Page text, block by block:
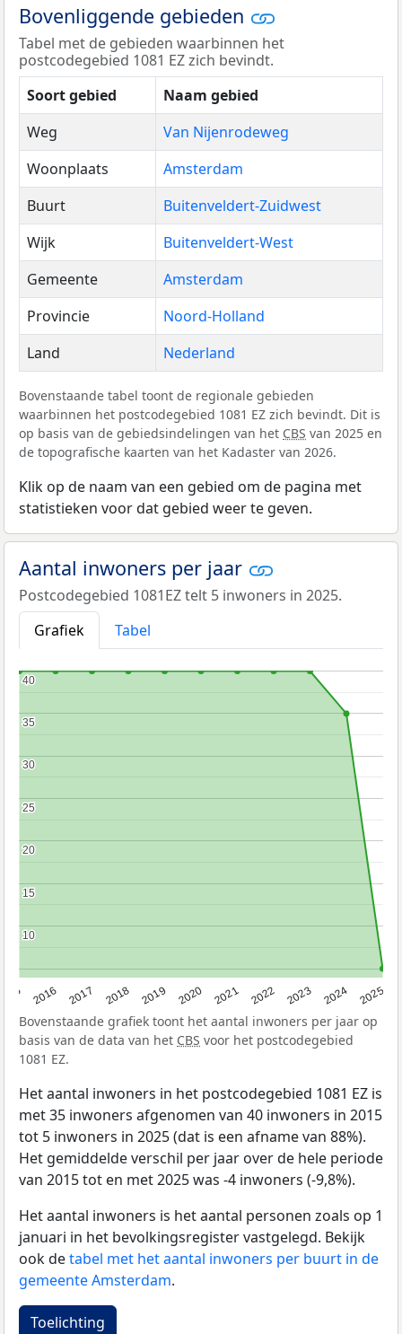
Bovenliggende gebieden
Tabel met de gebieden waarbinnen het
postcodegebied 1081 EZ zich bevindt.
Soort gebied
Naam gebied
Weg
Van Nijenrodeweg
Woonplaats
Amsterdam
Buurt
Buitenveldert-Zuidwest
Wijk
Buitenveldert-West
Gemeente
Amsterdam
Provincie
Noord-Holland
Land
Nederland
Bovenstaande tabel toont de regionale gebieden
waarbinnen het postcodegebied 1081 EZ zich bevindt. Dit is
op basis van de gebiedsindelingen van het CBS van 2025 en
de topografische kaarten van het Kadaster van 2026.
Klik op de naam van een gebied om de pagina met
statistieken voor dat gebied weer te geven.
Aantal inwoners per jaar
Postcodegebied 1081EZ telt 5 inwoners in 2025.
Grafiek
Tabel
2016 2017 2018 2019 2020 2021 2022 2023 2024 2025
10
10
15
15
20
20
25
25
30
30
35
35
40
40
Bovenstaande grafiek toont het aantal inwoners per jaar op
basis van de data van het CBS voor het postcodegebied
1081 EZ.
Het aantal inwoners in het postcodegebied 1081 EZ is
met 35 inwoners afgenomen van 40 inwoners in 2015
tot 5 inwoners in 2025 (dat is een afname van 88%).
Het gemiddelde verschil per jaar over de hele periode
van 2015 tot en met 2025 was -4 inwoners (-9,8%).
Het aantal inwoners is het aantal personen zoals op 1
januari in het bevolkingsregister vastgelegd. Bekijk
ook detabel met het aantal inwoners per buurt in de
gemeente Amsterdam.
Toelichting